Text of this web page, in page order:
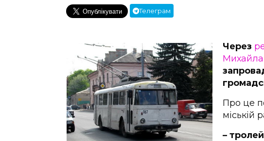
Телеграм
Через
Михайла
Про це
міській
–